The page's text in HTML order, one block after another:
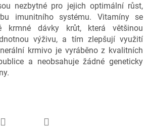
nezbytné pro jejich optimální růst,
imunitního systému. Vitamíny se
krmné dávky krůt, která většinou
výživu, a tím zlepšují využití
krmivo je vyráběno z kvalitních
a neobsahuje žádné geneticky